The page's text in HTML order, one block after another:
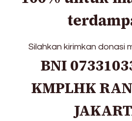
Silahkan kirimkan donasi
BNI
KMPLHK